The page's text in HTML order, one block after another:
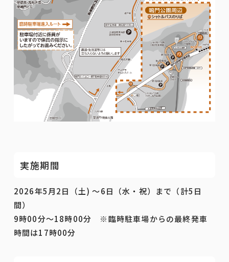
実施期間
2026年5月2日（土) ～6日（水・祝）まで（計5日
間）
9時00分～18時00分 ※臨時駐車場からの最終発車
時間は17時00分